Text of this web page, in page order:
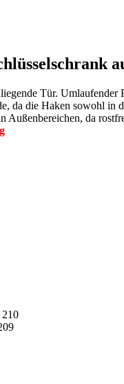
Tür. Umlaufender
da die Haken sowohl in
Außenbereichen, da